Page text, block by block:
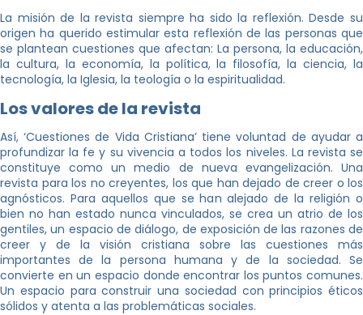
La misión de la revista siempre ha sido la reflexión. Desde su
origen ha querido estimular esta reflexión de las personas que
se plantean cuestiones que afectan: La persona, la educación,
la cultura, la economía, la política, la filosofía, la ciencia, la
tecnología, la Iglesia, la teología o la espiritualidad.
Los valores de la revista
Así, ‘Cuestiones de Vida Cristiana’ tiene voluntad de ayudar a
profundizar la fe y su vivencia a todos los niveles. La revista se
constituye como un medio de nueva evangelización. Una
revista para los no creyentes, los que han dejado de creer o los
agnósticos. Para aquellos que se han alejado de la religión o
bien no han estado nunca vinculados, se crea un atrio de los
gentiles, un espacio de diálogo, de exposición de las razones de
creer y de la visión cristiana sobre las cuestiones más
importantes de la persona humana y de la sociedad. Se
convierte en un espacio donde encontrar los puntos comunes.
Un espacio para construir una sociedad con principios éticos
sólidos y atenta a las problemáticas sociales.